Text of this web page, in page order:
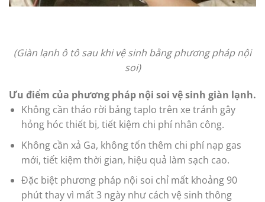
(Giàn lạnh ô tô sau khi vệ sinh bằng phương pháp nội
soi)
Ưu điểm của phương pháp nội soi vệ sinh giàn lạnh.
Không cần tháo rời bảng taplo trên xe tránh gây
hỏng hóc thiết bị, tiết kiệm chi phí nhân công.
Không cần xả Ga, không tốn thêm chi phí nạp gas
mới, tiết kiệm thời gian, hiệu quả làm sạch cao.
Đặc biệt phương pháp nội soi chỉ mất khoảng 90
phút thay vì mất 3 ngày như cách vệ sinh thông